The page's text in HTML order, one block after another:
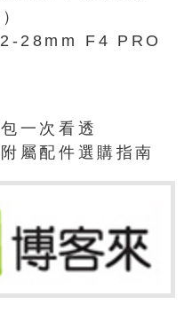
28mm F4 PRO
一次看透
屬配件選購指南